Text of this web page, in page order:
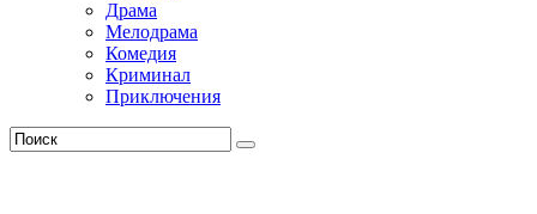
Драма
Мелодрама
Комедия
Криминал
Приключения